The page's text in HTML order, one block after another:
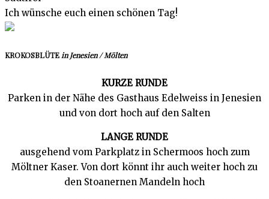
Ich wünsche euch einen schönen Tag!
KROKOSBLÜTE in Jenesien / Mölten
KURZE RUNDE
Parken in der Nähe des Gasthaus Edelweiss in Jenesien
und von dort hoch auf den Salten
LANGE RUNDE
ausgehend vom Parkplatz in Schermoos hoch zum
Möltner Kaser. Von dort könnt ihr auch weiter hoch zu
den Stoanernen Mandeln hoch